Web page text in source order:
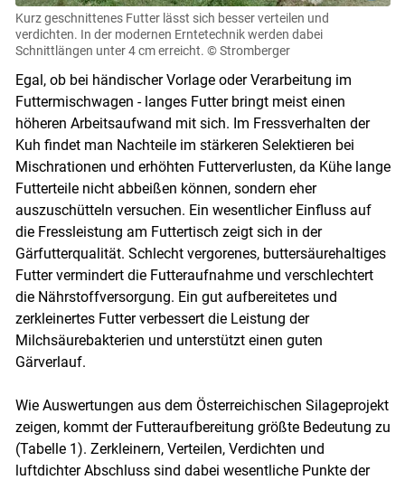
Kurz geschnittenes Futter lässt sich besser verteilen und
verdichten. In der modernen Erntetechnik werden dabei
Schnittlängen unter 4 cm erreicht. © Stromberger
Egal, ob bei händischer Vorlage oder Verarbeitung im
Futtermischwagen - langes Futter bringt meist einen
höheren Arbeitsaufwand mit sich. Im Fressverhalten der
Kuh findet man Nachteile im stärkeren Selektieren bei
Mischrationen und erhöhten Futterverlusten, da Kühe lange
Futterteile nicht abbeißen können, sondern eher
auszuschütteln versuchen. Ein wesentlicher Einfluss auf
die Fressleistung am Futtertisch zeigt sich in der
Gärfutterqualität. Schlecht vergorenes, buttersäurehaltiges
Futter vermindert die Futteraufnahme und verschlechtert
die Nährstoffversorgung. Ein gut aufbereitetes und
zerkleinertes Futter verbessert die Leistung der
Milchsäurebakterien und unterstützt einen guten
Gärverlauf.
Wie Auswertungen aus dem Österreichischen Silageprojekt
zeigen, kommt der Futteraufbereitung größte Bedeutung zu
(Tabelle 1). Zerkleinern, Verteilen, Verdichten und
luftdichter Abschluss sind dabei wesentliche Punkte der